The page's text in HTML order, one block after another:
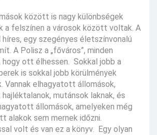
között is nagy különbségek
a felszínen a városok között voltak. A
híres, egy szegényes életszínvonalú
A Polisz a „főváros”, minden
hogy ott élhessen. Sokkal jobb a
is sokkal jobb körülmények
Vannak elhagyatott állomások,
mutánsok laknak, és
állomások, amelyeken még
alakok sem mernek időzni.
volt és van ez a könyv. Egy olyan